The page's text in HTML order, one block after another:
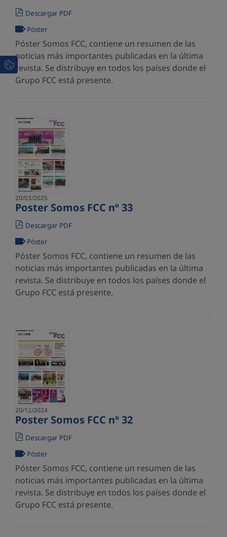
Descargar PDF
Póster
Póster Somos FCC, contiene un resumen de las
noticias más importantes publicadas en la última
revista. Se distribuye en todos los países donde el
Grupo FCC está presente.
20/03/2025
Poster Somos FCC nº 33
Descargar PDF
Póster
Póster Somos FCC, contiene un resumen de las
noticias más importantes publicadas en la última
revista. Se distribuye en todos los países donde el
Grupo FCC está presente.
20/12/2024
Poster Somos FCC nº 32
Descargar PDF
Póster
Póster Somos FCC, contiene un resumen de las
noticias más importantes publicadas en la última
revista. Se distribuye en todos los países donde el
Grupo FCC está presente.